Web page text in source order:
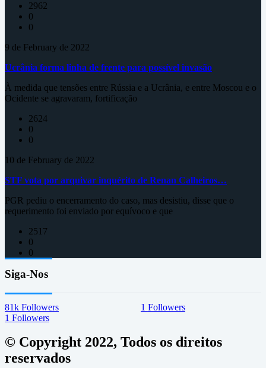
2962
0
0
9 de February de 2022
Ucrânia forma linha de frente para possível invasão
À medida que tensões entre Rússia e a Ucrânia, e entre Moscou e o
Ocidente se agravaram, fortificação
2624
0
0
10 de February de 2022
STF vota por arquivar inquérito de Renan Calheiros…
PGR pediu o encerramento do caso, mas desistiu, disse que o
requerimento foi enviado por equívoco e que
2517
0
0
Siga-Nos
81k Followers 1 Followers
1 Followers
© Copyright 2022, Todos os direitos
reservados